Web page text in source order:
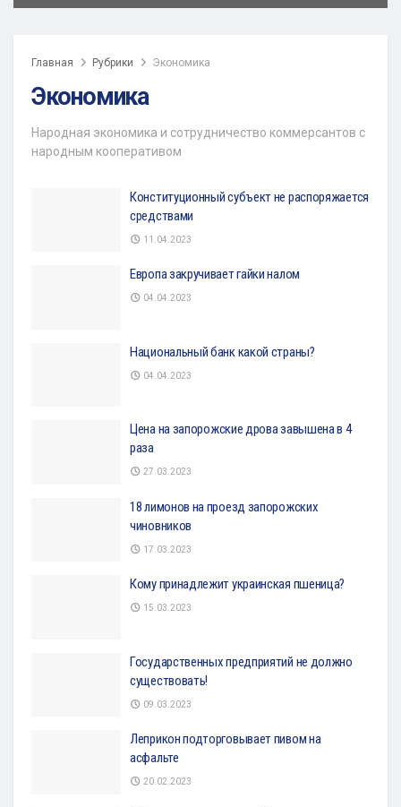
Главная Рубрики Экономика
Экономика
Народная экономика и сотрудничество коммерсантов с
народным кооперативом
Конституционный субъект не распоряжается
средствами
11.04.2023
Европа закручивает гайки налом
04.04.2023
Национальный банк какой страны?
04.04.2023
Цена на запорожские дрова завышена в 4
раза
27.03.2023
18 лимонов на проезд запорожских
чиновников
17.03.2023
Кому принадлежит украинская пшеница?
15.03.2023
Государственных предприятий не должно
существовать!
09.03.2023
Леприкон подторговывает пивом на
асфальте
20.02.2023